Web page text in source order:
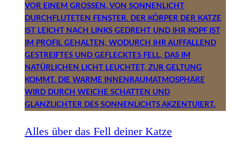
Alles über das Fell deiner Katze